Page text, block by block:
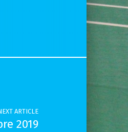
ARTICLE
2019